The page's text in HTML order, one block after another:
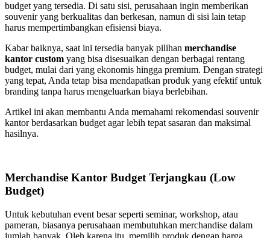
budget yang tersedia. Di satu sisi, perusahaan ingin memberikan
souvenir yang berkualitas dan berkesan, namun di sisi lain tetap
harus mempertimbangkan efisiensi biaya.
Kabar baiknya, saat ini tersedia banyak pilihan merchandise
kantor custom yang bisa disesuaikan dengan berbagai rentang
budget, mulai dari yang ekonomis hingga premium. Dengan strategi
yang tepat, Anda tetap bisa mendapatkan produk yang efektif untuk
branding tanpa harus mengeluarkan biaya berlebihan.
Artikel ini akan membantu Anda memahami rekomendasi souvenir
kantor berdasarkan budget agar lebih tepat sasaran dan maksimal
hasilnya.
Merchandise Kantor Budget Terjangkau (Low
Budget)
Untuk kebutuhan event besar seperti seminar, workshop, atau
pameran, biasanya perusahaan membutuhkan merchandise dalam
jumlah banyak. Oleh karena itu, memilih produk dengan harga